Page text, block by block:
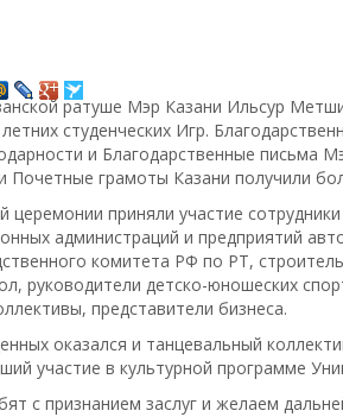
ратуше Мэр Казани Ильсур
студенческих Игр.
и Благодарственные письма
Почетные грамоты Казани получили
церемонии приняли участие
администраций и предприятий
комитета РФ по РТ,
руководители детско-юношеских
представители бизнеса.
оказалcя и танцевальный
участие в культурной программе
с признанием заслуг и желаем